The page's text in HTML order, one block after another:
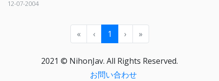
12-07-2004
« ‹ 1 › »
2021 © NihonJav. All Rights Reserved.
お問い合わせ